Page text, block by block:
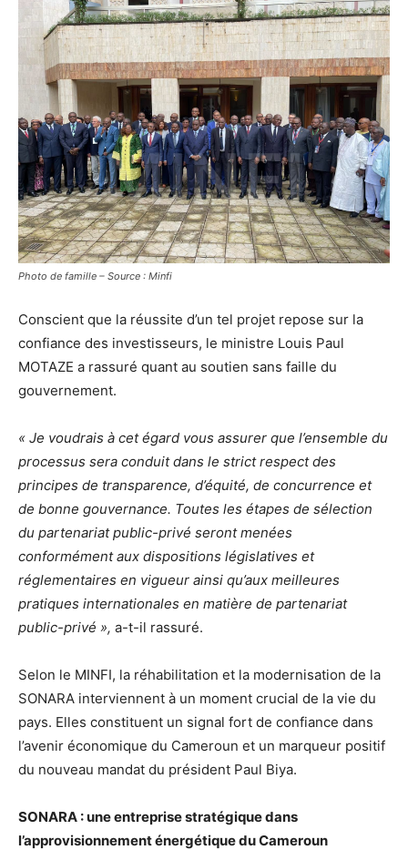
Photo de famille – Source : Minfi
Conscient que la réussite d’un tel projet repose sur la
confiance des investisseurs, le ministre Louis Paul
MOTAZE a rassuré quant au soutien sans faille du
gouvernement.
« Je voudrais à cet égard vous assurer que l’ensemble du
processus sera conduit dans le strict respect des
principes de transparence, d’équité, de concurrence et
de bonne gouvernance. Toutes les étapes de sélection
du partenariat public-privé seront menées
conformément aux dispositions législatives et
réglementaires en vigueur ainsi qu’aux meilleures
pratiques internationales en matière de partenariat
public-privé », a-t-il rassuré.
Selon le MINFI, la réhabilitation et la modernisation de la
SONARA interviennent à un moment crucial de la vie du
pays. Elles constituent un signal fort de confiance dans
l’avenir économique du Cameroun et un marqueur positif
du nouveau mandat du président Paul Biya.
SONARA : une entreprise stratégique dans
l’approvisionnement énergétique du Cameroun